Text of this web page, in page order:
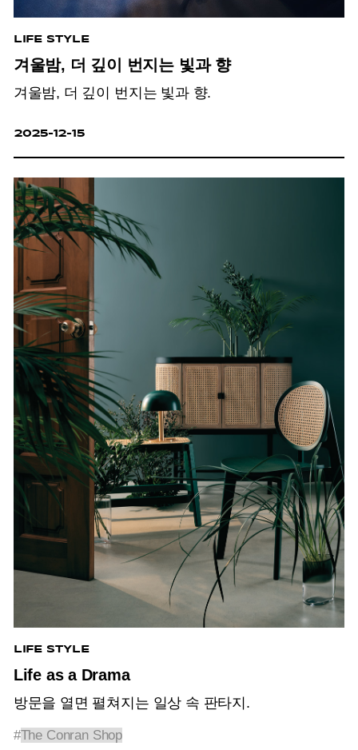
LIFE STYLE
겨울밤, 더 깊이 번지는 빛과 향
겨울밤, 더 깊이 번지는 빛과 향.
2025-12-15
LIFE STYLE
Life as a Drama
방문을 열면 펼쳐지는 일상 속 판타지.
#The Conran Shop